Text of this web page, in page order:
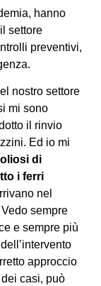
hanno
settore
preventivi,
nostro settore
mi sono
il rinvio
Ed io mi
di
i ferri
nel
sempre
e sempre più
approccio
casi, può